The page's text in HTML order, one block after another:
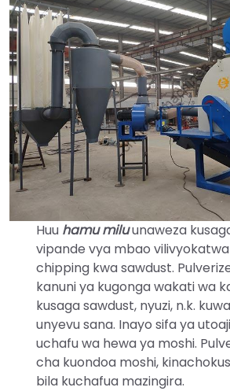
Huu hamu miluunaweza
vipande vya mbao
chipping kwa sawdust.
kanuni ya kugonga wakati wa
kusaga sawdust, nyuzi, n.k.
unyevu sana. Inayo sifa ya
uchafu wa hewa ya moshi.
cha kuondoa moshi,
bila kuchafua mazingira.